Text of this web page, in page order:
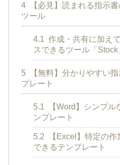
4
【必見】読まれる指示
ツール
4.1 作成・共有に加え
スできるツール「Stock
5
【無料】分かりやすい
プレート
5.1
【Word】シンプル
ンプレート
5.2
【Excel】特定の
できるテンプレート